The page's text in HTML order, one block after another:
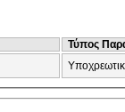
Τύπος